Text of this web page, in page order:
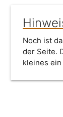
Noch ist
der Seite.
kleines